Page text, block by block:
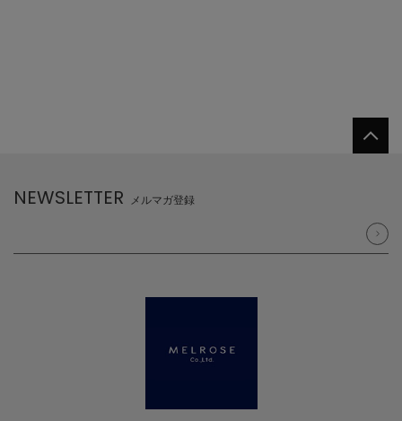
NEWSLETTER メルマガ登録